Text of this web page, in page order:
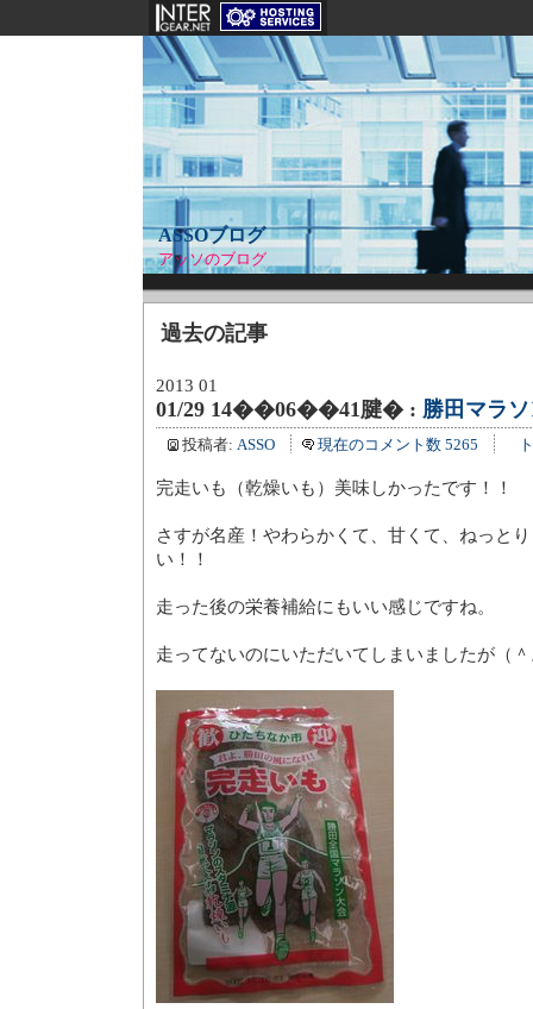
ASSOブログ
アッソのブログ
過去の記事
2013 01
01/29 14��06��41腱� : 勝田マラ
投稿者: ASSO 現在のコメント数 5265
完走いも（乾燥いも）美味しかったです！！
さすが名産！やわらかくて、甘くて、ねっと
い！！
走った後の栄養補給にもいい感じですね。
走ってないのにいただいてしまいましたが（